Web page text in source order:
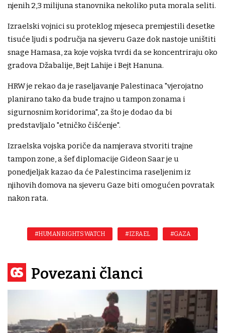
njenih 2,3 milijuna stanovnika nekoliko puta morala seliti.
Izraelski vojnici su proteklog mjeseca premjestili desetke
tisuće ljudi s područja na sjeveru Gaze dok nastoje uništiti
snage Hamasa, za koje vojska tvrdi da se koncentriraju oko
gradova Džabalije, Bejt Lahije i Bejt Hanuna.
HRW je rekao da je raseljavanje Palestinaca "vjerojatno
planirano tako da bude trajno u tampon zonama i
sigurnosnim koridorima", za što je dodao da bi
predstavljalo "etničko čišćenje".
Izraelska vojska poriče da namjerava stvoriti trajne
tampon zone, a šef diplomacije Gideon Saar je u
ponedjeljak kazao da će Palestincima raseljenim iz
njihovih domova na sjeveru Gaze biti omogućen povratak
nakon rata.
#HUMAN RIGHTS WATCH #IZRAEL #GAZA
Povezani članci